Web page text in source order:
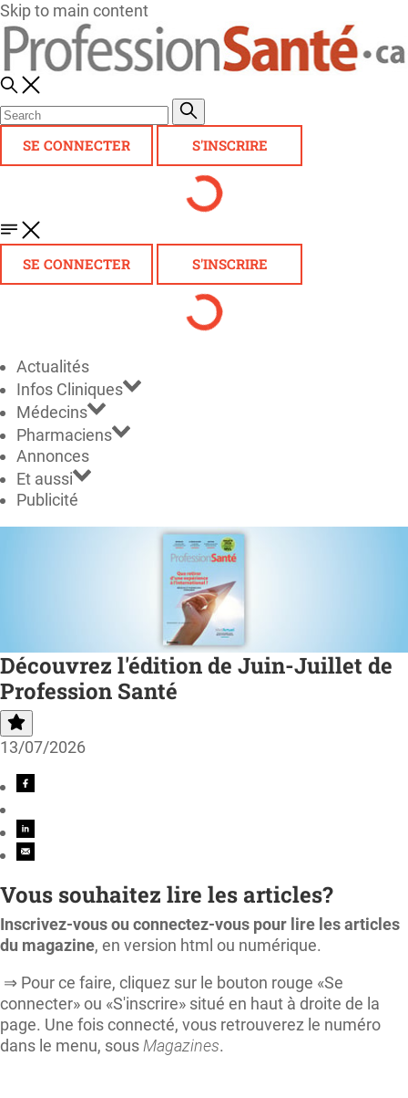
Skip to main content
SE CONNECTER S'INSCRIRE
SE CONNECTER S'INSCRIRE
Actualités
Infos Cliniques
Médecins
Pharmaciens
Annonces
Et aussi
Publicité
Découvrez l'édition de Juin-Juillet de
Profession Santé
13/07/2026
Vous souhaitez lire les articles?
Inscrivez-vous ou connectez-vous pour lire les articles
du magazine, en version html ou numérique.
⇒ Pour ce faire, cliquez sur le bouton rouge «Se
connecter» ou «S'inscrire» situé en haut à droite de la
page. Une fois connecté, vous retrouverez le numéro
dans le menu, sousMagazines.